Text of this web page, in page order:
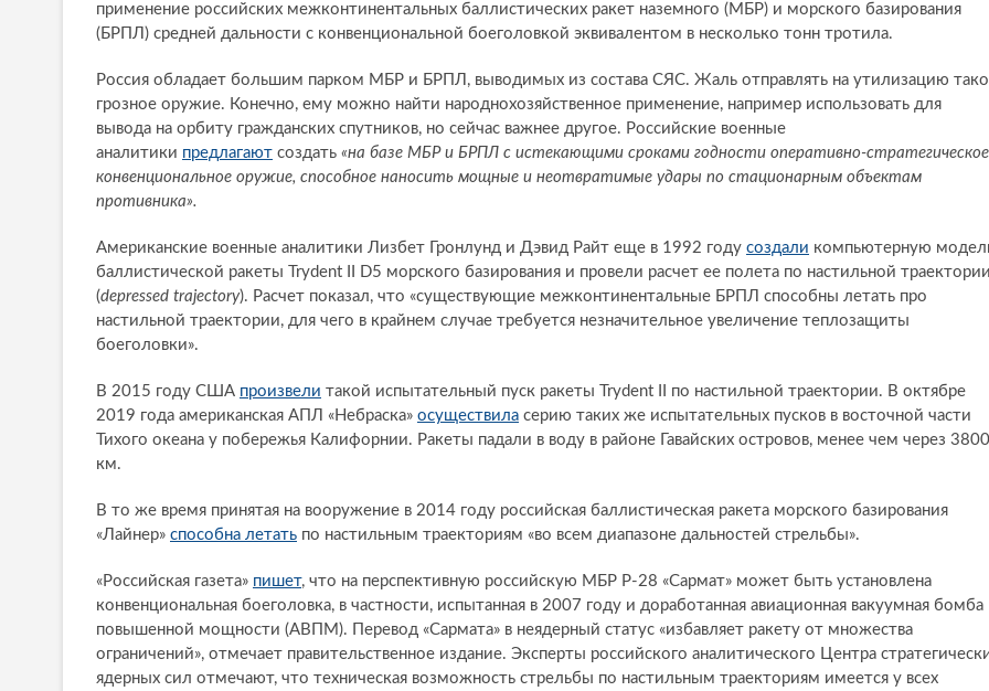
применение российских межконтинентальных баллистических ракет наземного (МБР) и морского базирования
(БРПЛ) средней дальности с конвенциональной боеголовкой эквивалентом в несколько тонн тротила.
Россия обладает большим парком МБР и БРПЛ, выводимых из состава СЯС. Жаль отправлять на утилизацию
грозное оружие. Конечно, ему можно найти народнохозяйственное применение, например использовать для
вывода на орбиту гражданских спутников, но сейчас важнее другое. Российские военные
аналитики предлагают создать «на базе МБР и БРПЛ с истекающими сроками годности оперативно-стратегическое
конвенциональное оружие, способное наносить мощные и неотвратимые удары по стационарным объектам
противника».
Американские военные аналитики Лизбет Гронлунд и Дэвид Райт еще в 1992 году создали компьютерную
баллистической ракеты Trydent II D5 морского базирования и провели расчет ее полета по настильной
(depressed trajectory). Расчет показал, что «существующие межконтинентальные БРПЛ способны летать про
настильной траектории, для чего в крайнем случае требуется незначительное увеличение теплозащиты
боеголовки».
В 2015 году США произвели такой испытательный пуск ракеты Trydent II по настильной траектории. В октябре
2019 года американская АПЛ «Небраска» осуществила серию таких же испытательных пусков в восточной части
Тихого океана у побережья Калифорнии. Ракеты падали в воду в районе Гавайских островов, менее чем через 3800
км.
В то же время принятая на вооружение в 2014 году российская баллистическая ракета морского базирования
«Лайнер» способна летать по настильным траекториям «во всем диапазоне дальностей стрельбы».
«Российская газета» пишет, что на перспективную российскую МБР Р-28 «Сармат» может быть установлена
конвенциональная боеголовка, в частности, испытанная в 2007 году и доработанная авиационная вакуумная бомба
повышенной мощности (АВПМ). Перевод «Сармата» в неядерный статус «избавляет ракету от множества
ограничений», отмечает правительственное издание. Эксперты российского аналитического Центра
ядерных сил отмечают, что техническая возможность стрельбы по настильным траекториям имеется у всех